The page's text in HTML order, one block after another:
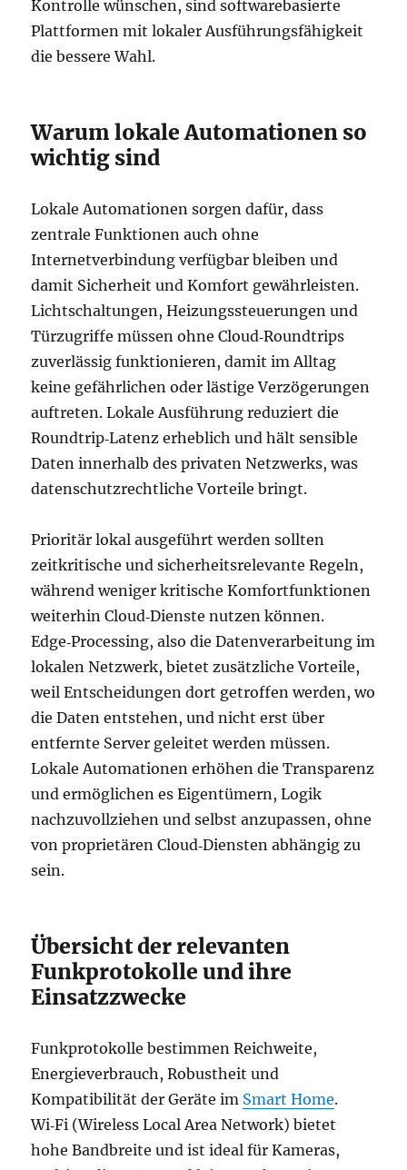
Kontrolle wünschen, sind softwarebasierte
Plattformen mit lokaler Ausführungsfähigkeit
die bessere Wahl.
Warum lokale Automationen so
wichtig sind
Lokale Automationen sorgen dafür, dass
zentrale Funktionen auch ohne
Internetverbindung verfügbar bleiben und
damit Sicherheit und Komfort gewährleisten.
Lichtschaltungen, Heizungssteuerungen und
Türzugriffe müssen ohne Cloud‑Roundtrips
zuverlässig funktionieren, damit im Alltag
keine gefährlichen oder lästige Verzögerungen
auftreten. Lokale Ausführung reduziert die
Roundtrip‑Latenz erheblich und hält sensible
Daten innerhalb des privaten Netzwerks, was
datenschutzrechtliche Vorteile bringt.
Prioritär lokal ausgeführt werden sollten
zeitkritische und sicherheitsrelevante Regeln,
während weniger kritische Komfortfunktionen
weiterhin Cloud‑Dienste nutzen können.
Edge‑Processing, also die Datenverarbeitung im
lokalen Netzwerk, bietet zusätzliche Vorteile,
weil Entscheidungen dort getroffen werden, wo
die Daten entstehen, und nicht erst über
entfernte Server geleitet werden müssen.
Lokale Automationen erhöhen die Transparenz
und ermöglichen es Eigentümern, Logik
nachzuvollziehen und selbst anzupassen, ohne
von proprietären Cloud‑Diensten abhängig zu
sein.
Übersicht der relevanten
Funkprotokolle und ihre
Einsatzzwecke
Funkprotokolle bestimmen Reichweite,
Energieverbrauch, Robustheit und
Kompatibilität der Geräte im Smart Home.
Wi‑Fi (Wireless Local Area Network) bietet
hohe Bandbreite und ist ideal für Kameras,